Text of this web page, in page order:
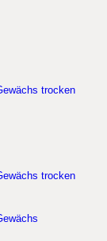
trocken
trocken